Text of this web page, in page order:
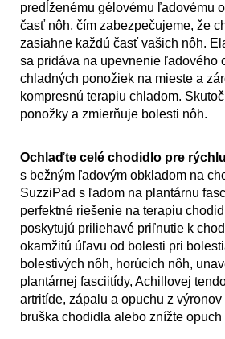
predĺženému gélovému ľadovému
časť nôh, čím zabezpečujeme, že
zasiahne každú časť vašich nôh.
sa pridáva na upevnenie ľadového
chladných ponožiek na mieste a
kompresnú terapiu chladom.
ponožky a zmierňuje bolesti nôh.
Ochlaďte celé chodidlo pre
s bežným ľadovým obkladom na
SuzziPad s ľadom na plantárnu
perfektné riešenie na terapiu
poskytujú priliehavé priľnutie k
okamžitú úľavu od bolesti pri
bolestivých nôh, horúcich nôh,
plantárnej fasciitídy, Achillovej
artritíde, zápalu a opuchu z
bruška chodidla alebo znížte